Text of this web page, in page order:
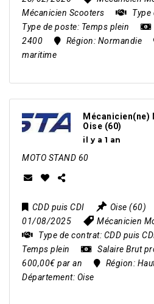
Mécanicien Scooters
Type
Type de poste: Temps plein
2400
Région: Normandie
maritime
Mécanicien(ne)
Oise (60)
il y a 1 an
MOTO STAND 60
CDD puis CDI Oise (60)
01/08/2025
Mécanicien
Type de contrat: CDD puis
Temps plein
Salaire Brut
600,00€ par an
Région:
Département: Oise